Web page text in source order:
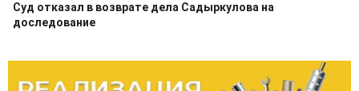
Суд отказал в возврате дела Садыркулова на
доследование